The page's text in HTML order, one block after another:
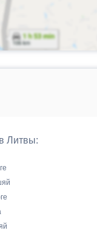
Литвы: